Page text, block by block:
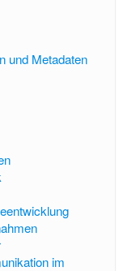
und Metadaten
im